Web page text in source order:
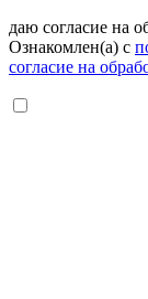
даю согласие на
Ознакомлен(а) с
согласие на